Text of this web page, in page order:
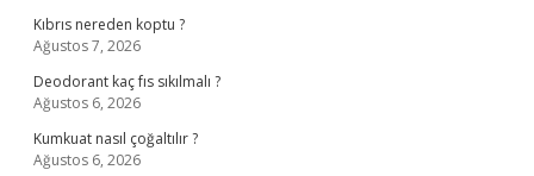
Kıbrıs nereden koptu ?
Ağustos 7, 2026
Deodorant kaç fıs sıkılmalı ?
Ağustos 6, 2026
Kumkuat nasıl çoğaltılır ?
Ağustos 6, 2026